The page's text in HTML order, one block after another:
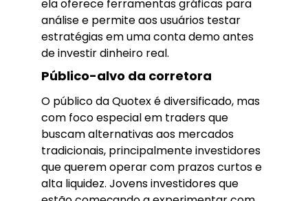
ela oferece ferramentas gráficas para
análise e permite aos usuários testar
estratégias em uma conta demo antes
de investir dinheiro real.
Público-alvo da corretora
O público da Quotex é diversificado, mas
com foco especial em traders que
buscam alternativas aos mercados
tradicionais, principalmente investidores
que querem operar com prazos curtos e
alta liquidez. Jovens investidores que